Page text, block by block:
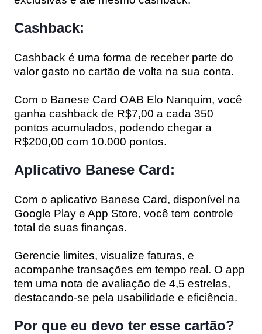
Cashback:
Cashback é uma forma de receber parte do
valor gasto no cartão de volta na sua conta.
Com o Banese Card OAB Elo Nanquim, você
ganha cashback de R$7,00 a cada 350
pontos acumulados, podendo chegar a
R$200,00 com 10.000 pontos.
Aplicativo Banese Card:
Com o aplicativo Banese Card, disponível na
Google Play e App Store, você tem controle
total de suas finanças.
Gerencie limites, visualize faturas, e
acompanhe transações em tempo real. O app
tem uma nota de avaliação de 4,5 estrelas,
destacando-se pela usabilidade e eficiência.
Por que eu devo ter esse cartão?